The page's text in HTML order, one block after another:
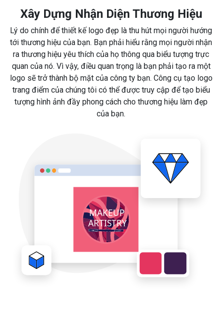
Xây Dựng Nhận Diện Thương Hiệu
Lý do chính để thiết kế logo đẹp là thu hút mọi người hướng
tới thương hiệu của bạn. Bạn phải hiểu rằng mọi người nhận
ra thương hiệu yêu thích của họ thông qua biểu tượng trực
quan của nó. Vì vậy, điều quan trọng là bạn phải tạo ra một
logo sẽ trở thành bộ mặt của công ty bạn. Công cụ tạo logo
trang điểm của chúng tôi có thể được truy cập để tạo biểu
tượng hình ảnh đầy phong cách cho thương hiệu làm đẹp
của bạn.